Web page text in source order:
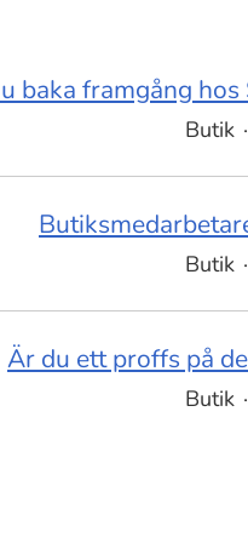
baka framgång
Butik ·
Butik ·
Är du ett proffs på
Butik ·